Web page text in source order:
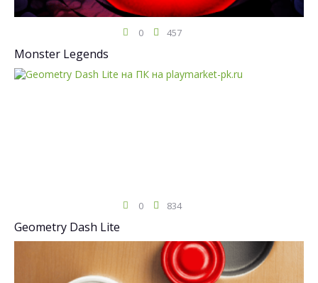
0 457
Monster Legends
0 834
Geometry Dash Lite